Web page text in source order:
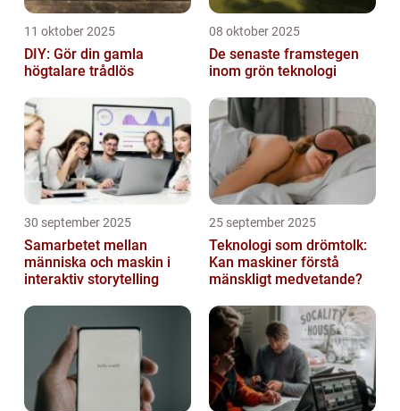
11 oktober 2025
DIY: Gör din gamla
högtalare trådlös
08 oktober 2025
De senaste framstegen
inom grön teknologi
30 september 2025
Samarbetet mellan
människa och maskin i
interaktiv storytelling
25 september 2025
Teknologi som drömtolk:
Kan maskiner förstå
mänskligt medvetande?